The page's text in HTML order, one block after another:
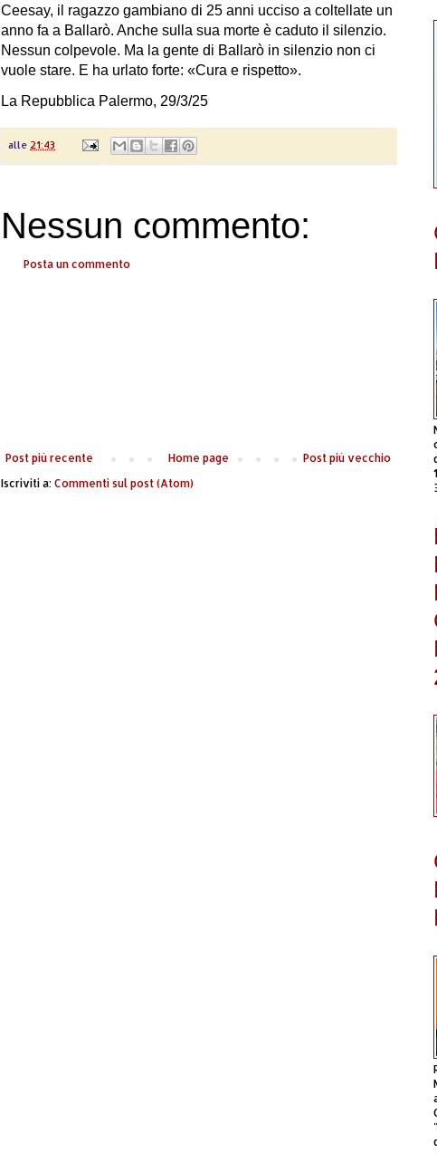
Ceesay, il ragazzo gambiano di 25 anni ucciso a coltellate un
anno fa a Ballarò. Anche sulla sua morte è caduto il silenzio.
Nessun colpevole. Ma la gente di Ballarò in silenzio non ci
vuole stare. E ha urlato forte: «Cura e rispetto».
La Repubblica Palermo, 29/3/25
alle 21:43
Nessun commento:
Posta un commento
Post più recente Post più vecchio
Home page
Iscriviti a: Commenti sul post (Atom)